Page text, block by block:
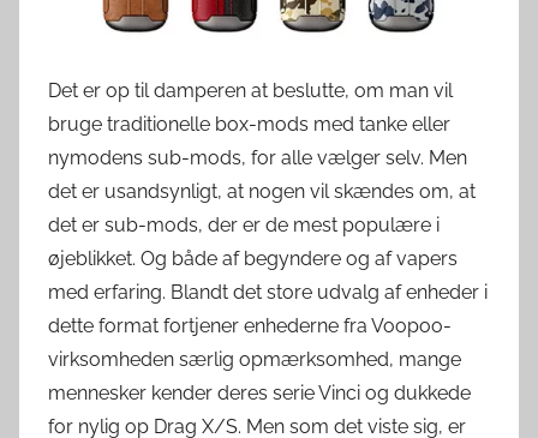
r
Det er op til damperen at beslutte, om man vil
bruge traditionelle box-mods med tanke eller
nymodens sub-mods, for alle vælger selv. Men
det er usandsynligt, at nogen vil skændes om, at
det er sub-mods, der er de mest populære i
øjeblikket. Og både af begyndere og af vapers
med erfaring. Blandt det store udvalg af enheder i
dette format fortjener enhederne fra Voopoo-
virksomheden særlig opmærksomhed, mange
mennesker kender deres serie Vinci og dukkede
for nylig op Drag X/S. Men som det viste sig, er